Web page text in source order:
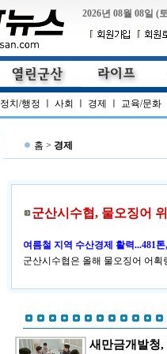
2026년 08월 08일 (
정치/행정 사회 경제 교육/문화
홈 > 경제
군산시수협, 물오징어
여름철 지역 수산경제 활력...481톤
군산시수협은 올해 물오징어 어
새만금개발청,